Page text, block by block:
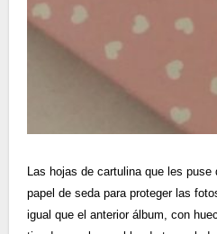
Las hojas de cartulina que les
papel de seda para proteger las
igual que el anterior álbum, con